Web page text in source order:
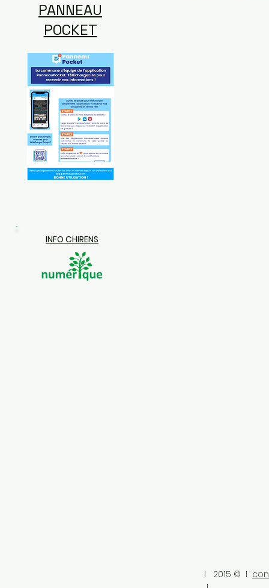
PANNEAU
POCKET
INFO CHIRENS
I 2015 © I